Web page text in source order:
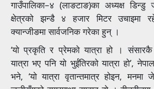
गाउँपालिका–४ (लाङटाङ)का अध्यक्ष डिन्डु
क्षेत्रको झन्डै ४ हजार मिटर उचाइमा
क्यान्जीङमा सार्वजनिक गरेका हुन् ।
‘यो प्रकृति र प्रेमको यात्रा हो । संसारकै
यात्रा भए पनि यो भुईंतिरको यात्रा हो’,
भने, ‘यो यात्रा वृतान्तमात्र होइन, मनमा